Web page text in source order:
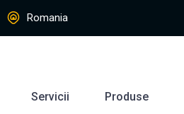
Romania
Servicii Produse